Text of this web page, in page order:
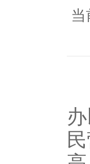
当